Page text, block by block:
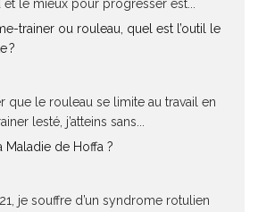
le mieux pour progresser est...
trainer ou rouleau, quel est l’outil le
?
que le rouleau se limite au travail en
lesté, j’atteins sans...
Maladie de Hoffa ?
je souffre d’un syndrome rotulien